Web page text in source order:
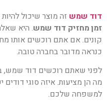
דוד שמש זה מוצר שיכול להיות
זמן מחזיק דוד שמש. היא
קונים. אם אתם רוכשים אותו
כנראה מדובר בחברה טובה.
לפני שאתם רוכשים דוד שמש,
מה הן מציעות. איזה סוגי
למשפחה שלכם.